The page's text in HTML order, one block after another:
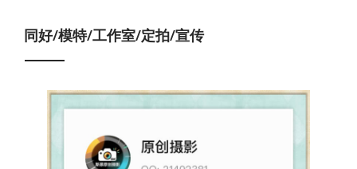
同好/模特/工作室/定拍/宣传